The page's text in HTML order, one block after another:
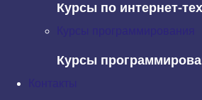
Курсы по интернет-
Курсы